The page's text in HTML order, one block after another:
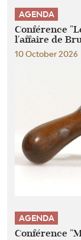
AGENDA
Conférence
l'affaire de
10 October 2026
AGENDA
Conférence